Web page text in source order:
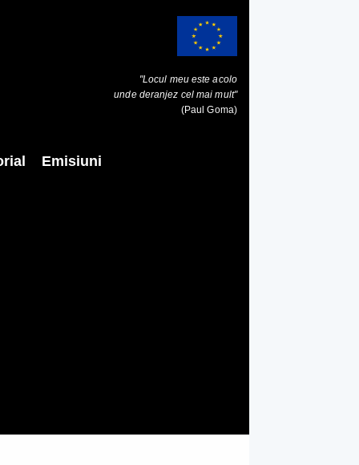
"Locul meu este acolo
unde deranjez cel mai mult"
(Paul Goma)
Emisiuni